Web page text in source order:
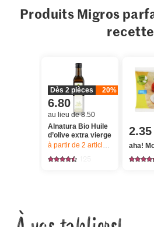
Produits Migros
recette
Dès 2 pièces 20%
6.80
au lieu de 8.50
Alnatura Bio Huile
d’olive extra vierge
à partir de 2 articles, Offre
2.35
aha!